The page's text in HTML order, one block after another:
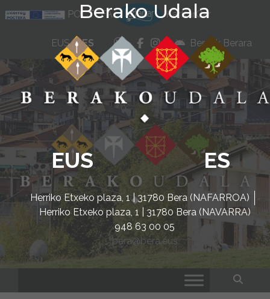
Berako Udala
EUS ES
Herriko Etxeko plaza, 1 | 31780 Bera (NAFARROA)
Herriko Etxeko plaza, 1 | 31780 Bera (NAVARRA)
948 63 00 05
bera@bera.eus
POCTEFA KarKarCar
EUS ES whatsapp
facebook
instagram
Beratik Berara